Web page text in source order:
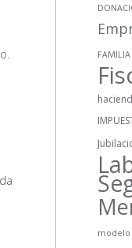
FAMILIA
modelo